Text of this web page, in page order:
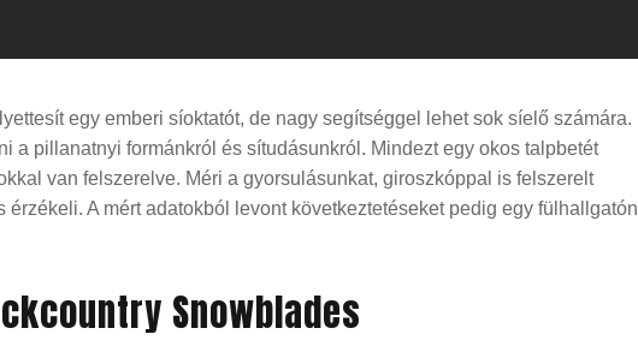
egy emberi síoktatót, de nagy segítséggel lehet sok síelő számára.
a pillanatnyi formánkról és sítudásunkról. Mindezt egy okos talpbetét
van felszerelve. Méri a gyorsulásunkat, giroszkóppal is felszerelt
A mért adatokból levont következtetéseket pedig egy fülhallgatón
Snowblades